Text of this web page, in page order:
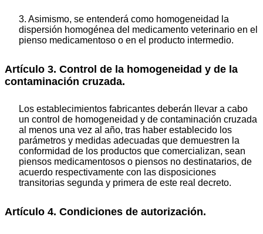
3. Asimismo, se entenderá como homogeneidad la
dispersión homogénea del medicamento veterinario en el
pienso medicamentoso o en el producto intermedio.
Artículo 3. Control de la homogeneidad y de la
contaminación cruzada.
Los establecimientos fabricantes deberán llevar a cabo
un control de homogeneidad y de contaminación cruzada
al menos una vez al año, tras haber establecido los
parámetros y medidas adecuadas que demuestren la
conformidad de los productos que comercializan, sean
piensos medicamentosos o piensos no destinatarios, de
acuerdo respectivamente con las disposiciones
transitorias segunda y primera de este real decreto.
Artículo 4. Condiciones de autorización.